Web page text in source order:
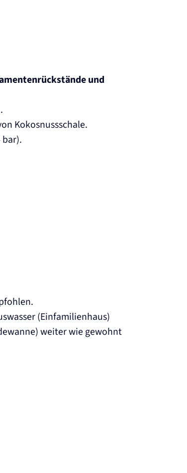
und
Kokosnussschale.
(Einfamilienhaus)
weiter wie gewohnt